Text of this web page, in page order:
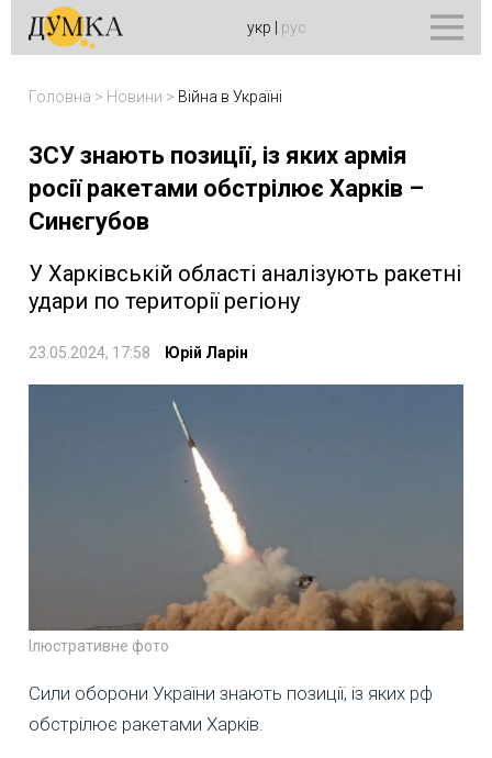
укр рус
Головна > Новини > Війна в Україні
ЗСУ знають позиції, із яких армія
росії ракетами обстрілює Харків –
Синєгубов
У Харківській області аналізують ракетні
удари по території регіону
23.05.2024, 17:58 Юрій Ларін
Ілюстративне фото
Сили оборони України знають позиції, із яких рф
обстрілює ракетами Харків.